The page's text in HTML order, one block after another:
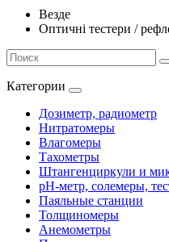
Везде
Оптичні тестери /
Категории
Дозиметр, радиометр
Нитратомеры
Влагомеры
Тахометры
Штангенциркули и
pH-метр, солемеры,
Паяльные станции
Толщиномеры
Анемометры